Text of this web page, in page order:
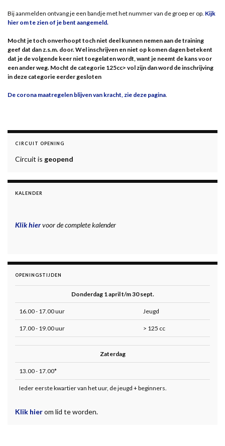
Bij aanmelden ontvang je een bandje met het nummer van de groep er op. Kijk
hier om te zien of je bent aangemeld.
Mocht je toch onverhoopt toch niet deel kunnen nemen aan de training
geef dat dan z.s.m. door. Wel inschrijven en niet op komen dagen betekent
dat je de volgende keer niet toegelaten wordt, want je neemt de kans voor
een ander weg. Mocht de categorie 125cc> vol zijn dan word de inschrijving
in deze categorie eerder gesloten
De corona maatregelen blijven van kracht, zie deze pagina
CIRCUIT OPENING
Circuit is geopend
KALENDER
Klik hiervoor de complete kalender
OPENINGSTIJDEN
Donderdag 1 april t/m 30 sept.
16.00 - 17.00 uur Jeugd
17.00 - 19.00 uur > 125 cc
Zaterdag
13.00 - 17.00*
Ieder eerste kwartier van het uur, de jeugd + beginners.
Klik hierom lid te worden.